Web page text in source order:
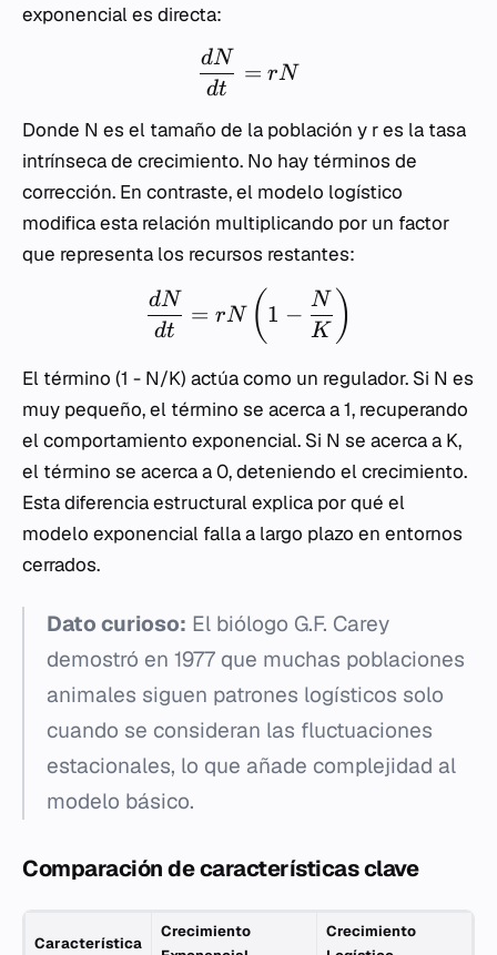
exponencial es directa:
dt
dN
= rN
Donde N es el tamaño de la población y res la tasa
intrínseca de crecimiento. No hay términos de
corrección. En contraste, el modelo logístico
modifica esta relación multiplicando por un factor
que representa los recursos restantes:
dt
dN
= rN ( 1 −
K
N )
El término (1 - N/K) actúa como un regulador. Si N es
muy pequeño, el término se acerca a 1, recuperando
el comportamiento exponencial. Si N se acerca a K,
el término se acerca a 0, deteniendo el crecimiento.
Esta diferencia estructural explica por qué el
modelo exponencial falla a largo plazo en entornos
cerrados.
Dato curioso: El biólogo G.F. Carey
demostró en 1977 que muchas poblaciones
animales siguen patrones logísticos solo
cuando se consideran las fluctuaciones
estacionales, lo que añade complejidad al
modelo básico.
Comparación de características clave
Característica
Crecimiento
Crecimiento